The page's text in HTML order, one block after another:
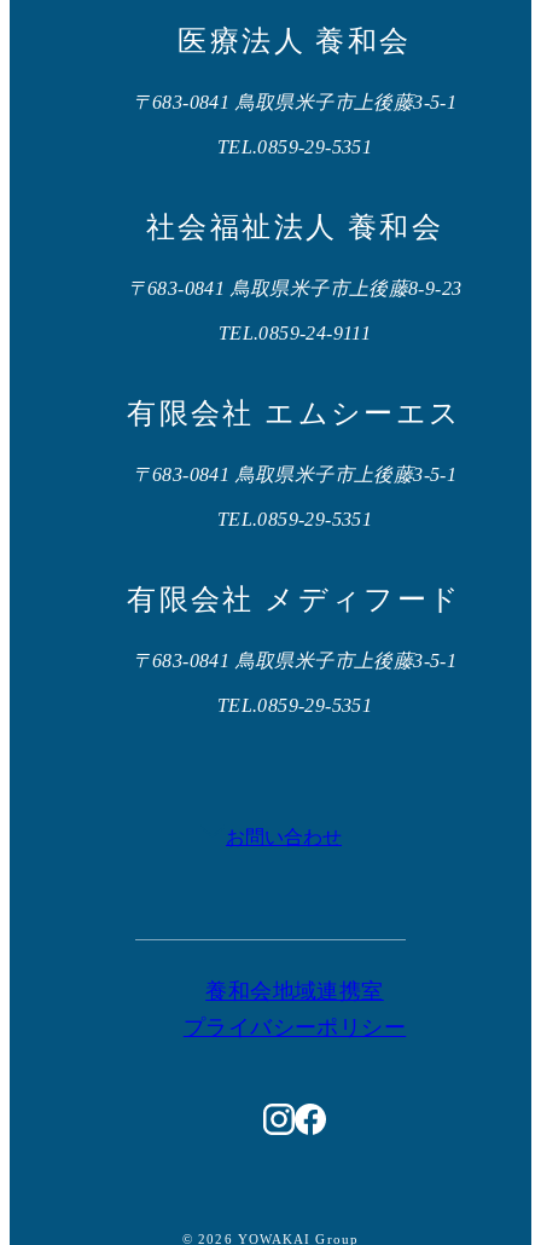
医療法人 養和会
〒683-0841 鳥取県米子市上後藤3-5-1
TEL.0859-29-5351
社会福祉法人 養和会
〒683-0841 鳥取県米子市上後藤8-9-23
TEL.0859-24-9111
有限会社 エムシーエス
〒683-0841 鳥取県米子市上後藤3-5-1
TEL.0859-29-5351
有限会社 メディフード
〒683-0841 鳥取県米子市上後藤3-5-1
TEL.0859-29-5351
お問い合わせ
養和会地域連携室
プライバシーポリシー
© 2026 YOWAKAI Group